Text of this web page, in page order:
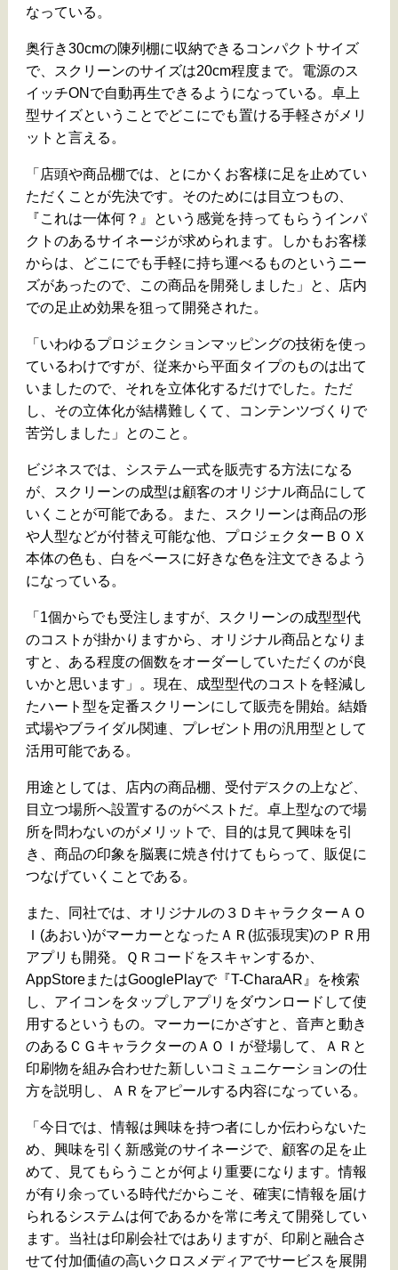
なっている。
奥行き30cmの陳列棚に収納できるコンパクトサイズ
で、スクリーンのサイズは20cm程度まで。電源のス
イッチONで自動再生できるようになっている。卓上
型サイズということでどこにでも置ける手軽さがメリ
ットと言える。
「店頭や商品棚では、とにかくお客様に足を止めてい
ただくことが先決です。そのためには目立つもの、
『これは一体何？』という感覚を持ってもらうインパ
クトのあるサイネージが求められます。しかもお客様
からは、どこにでも手軽に持ち運べるものというニー
ズがあったので、この商品を開発しました」と、店内
での足止め効果を狙って開発された。
「いわゆるプロジェクションマッピングの技術を使っ
ているわけですが、従来から平面タイプのものは出て
いましたので、それを立体化するだけでした。ただ
し、その立体化が結構難しくて、コンテンツづくりで
苦労しました」とのこと。
ビジネスでは、システム一式を販売する方法になる
が、スクリーンの成型は顧客のオリジナル商品にして
いくことが可能である。また、スクリーンは商品の形
や人型などが付替え可能な他、プロジェクターＢＯＸ
本体の色も、白をベースに好きな色を注文できるよう
になっている。
「1個からでも受注しますが、スクリーンの成型型代
のコストが掛かりますから、オリジナル商品となりま
すと、ある程度の個数をオーダーしていただくのが良
いかと思います」。現在、成型型代のコストを軽減し
たハート型を定番スクリーンにして販売を開始。結婚
式場やブライダル関連、プレゼント用の汎用型として
活用可能である。
用途としては、店内の商品棚、受付デスクの上など、
目立つ場所へ設置するのがベストだ。卓上型なので場
所を問わないのがメリットで、目的は見て興味を引
き、商品の印象を脳裏に焼き付けてもらって、販促に
つなげていくことである。
また、同社では、オリジナルの３ＤキャラクターＡＯ
Ｉ(あおい)がマーカーとなったＡＲ(拡張現実)のＰＲ用
アプリも開発。ＱＲコードをスキャンするか、
AppStoreまたはGooglePlayで『T-CharaAR』を検索
し、アイコンをタップしアプリをダウンロードして使
用するというもの。マーカーにかざすと、音声と動き
のあるＣＧキャラクターのＡＯＩが登場して、ＡＲと
印刷物を組み合わせた新しいコミュニケーションの仕
方を説明し、ＡＲをアピールする内容になっている。
「今日では、情報は興味を持つ者にしか伝わらないた
め、興味を引く新感覚のサイネージで、顧客の足を止
めて、見てもらうことが何より重要になります。情報
が有り余っている時代だからこそ、確実に情報を届け
られるシステムは何であるかを常に考えて開発してい
ます。当社は印刷会社ではありますが、印刷と融合さ
せて付加価値の高いクロスメディアでサービスを展開